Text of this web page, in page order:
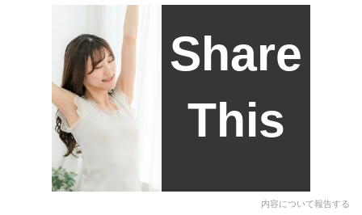
Share
This
内容について報告する